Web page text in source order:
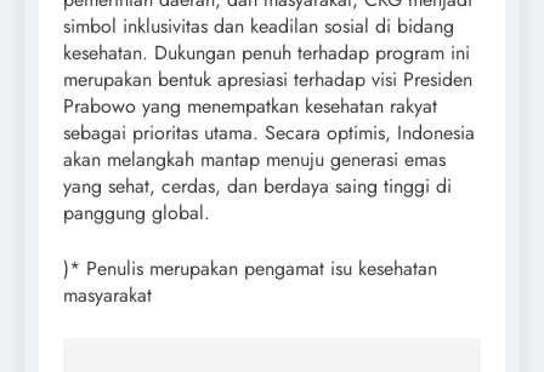
simbol inklusivitas dan keadilan sosial di bidang
kesehatan. Dukungan penuh terhadap program ini
merupakan bentuk apresiasi terhadap visi Presiden
Prabowo yang menempatkan kesehatan rakyat
sebagai prioritas utama. Secara optimis, Indonesia
akan melangkah mantap menuju generasi emas
yang sehat, cerdas, dan berdaya saing tinggi di
panggung global.
)* Penulis merupakan pengamat isu kesehatan
masyarakat